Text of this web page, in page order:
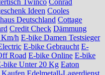
Ideen Cooles
Deutschland Cottage
Credit Check Dämmung
h E-bike Damen Testsieger
E-bike Gebraucht E-
Road E-bike Online E-bike
bike Unter 20 Kg Eaton
Edelmetall-Lagerdienst